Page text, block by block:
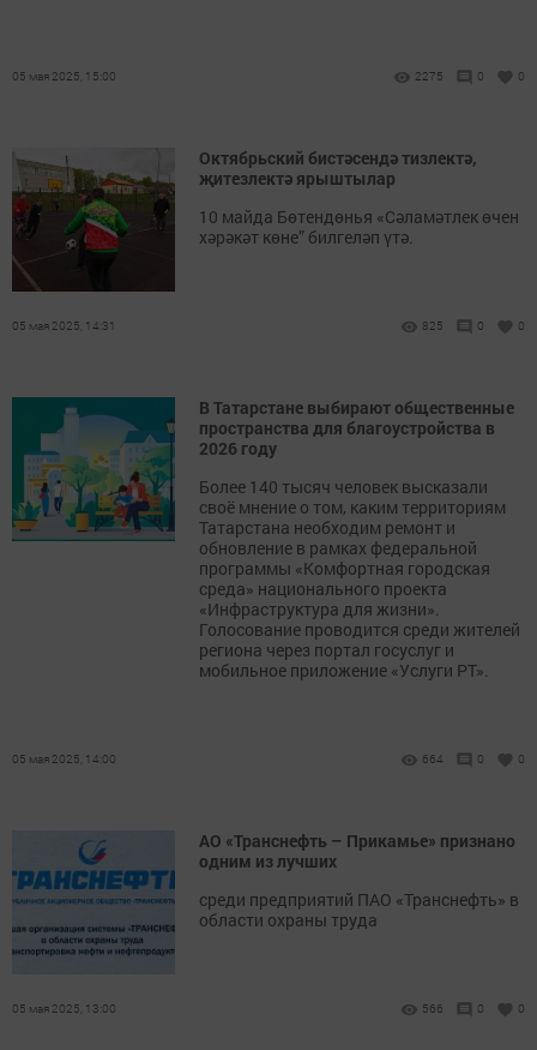
05 мая 2025, 15:00 2275 0 0
Октябрьский бистәсендә тизлектә,
җитезлектә ярыштылар
10 майда Бөтендөнья «Сәламәтлек өчен
хәрәкәт көне” билгеләп үтә.
05 мая 2025, 14:31 825 0 0
В Татарстане выбирают общественные
пространства для благоустройства в
2026 году
Более 140 тысяч человек высказали
своё мнение о том, каким территориям
Татарстана необходим ремонт и
обновление в рамках федеральной
программы «Комфортная городская
среда» национального проекта
«Инфраструктура для жизни».
Голосование проводится среди жителей
региона через портал госуслуг и
мобильное приложение «Услуги РТ».
05 мая 2025, 14:00 664 0 0
АО «Транснефть – Прикамье» признано
одним из лучших
среди предприятий ПАО «Транснефть» в
области охраны труда
05 мая 2025, 13:00 566 0 0